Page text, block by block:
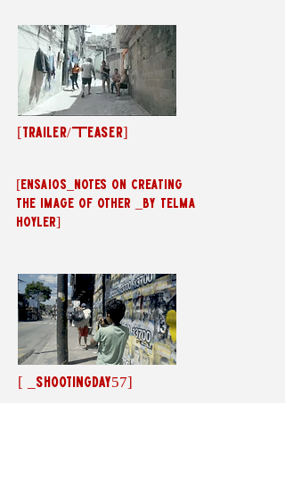
[trailer/Teaser]
[ensaios_notes on creating
the image of other _by telma
hoyler]
[ _shootingday57]